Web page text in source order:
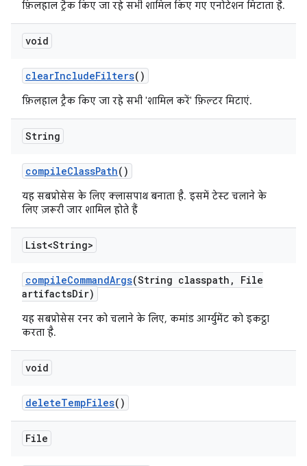
फ़िलहाल ट्रैक किए जा रहे सभी शामिल किए गए एनोटेशन मिटाता है.
void
clearIncludeFilters()
फ़िलहाल ट्रैक किए जा रहे सभी 'शामिल करें' फ़िल्टर मिटाएं.
String
compileClassPath()
यह सबप्रोसेस के लिए क्लासपाथ बनाता है. इसमें टेस्ट चलाने के
लिए ज़रूरी जार शामिल होते हैं
List<String>
compileCommandArgs(String classpath ,
File
artifactsDir)
यह सबप्रोसेस रनर को चलाने के लिए, कमांड आर्ग्युमेंट को इकट्ठा
करता है.
void
deleteTempFiles()
File